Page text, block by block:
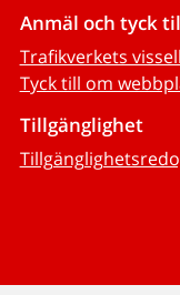
Anmäl och tyck
Trafikverkets
Tyck till om
Tillgänglighet